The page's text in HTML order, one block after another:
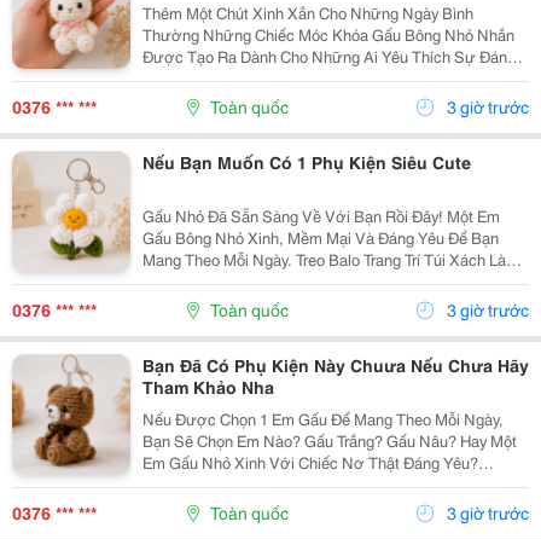
Thêm Một Chút Xinh Xắn Cho Những Ngày Bình
Thường Những Chiếc Móc Khóa Gấu Bông Nhỏ Nhắn
Được Tạo Ra Dành Cho Những Ai Yêu Thích Sự Đáng
Yêu Và Những Món Đồ Có Dấu Ấn Riêng. Từ Chiếc Balo
Đi Học, Túi Xách Đi Chơi Đến Chùm Chìa Khóa Quen
Thuộc,...
0376 *** *** Toàn quốc 3 giờ trước
Nếu Bạn Muốn Có 1 Phụ Kiện Siêu Cute
Gấu Nhỏ Đã Sẵn Sàng Về Với Bạn Rồi Đây! Một Em
Gấu Bông Nhỏ Xinh, Mềm Mại Và Đáng Yêu Để Bạn
Mang Theo Mỗi Ngày. Treo Balo Trang Trí Túi Xách Làm
Móc Khóa Tặng Người Bạn Yêu Quý
Gocnhohandmade.com Không Cần Quá Nhiều Phụ
Kiện, Chỉ Một Em Gấu...
0376 *** *** Toàn quốc 3 giờ trước
Bạn Đã Có Phụ Kiện Này Chuưa Nếu Chưa Hãy
Tham Khảo Nha
Nếu Được Chọn 1 Em Gấu Để Mang Theo Mỗi Ngày,
Bạn Sẽ Chọn Em Nào? Gấu Trắng? Gấu Nâu? Hay Một
Em Gấu Nhỏ Xinh Với Chiếc Nơ Thật Đáng Yêu?
Những Chiếc Móc Khóa Gấu Bông Không Chỉ Là Phụ
Kiện Treo Túi Mà Còn Là Một Cách Để Bạn Thêm Chút
Cá Tính Vào...
0376 *** *** Toàn quốc 3 giờ trước